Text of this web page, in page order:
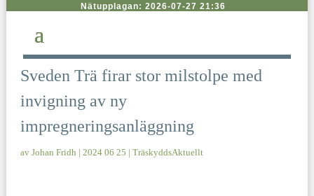
Nätupplagan: 2026-07-27 21:36
Sveden Trä firar stor milstolpe med
invigning av ny
impregneringsanläggning
av Johan Fridh | 2024 06 25 | TräskyddsAktuellt